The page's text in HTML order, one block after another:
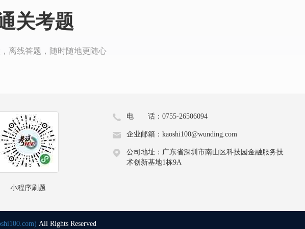
关考题
离线答题，随时随地更随心
小程序刷题
电 话：0755-26506094
企业邮箱：kaoshi100@wunding.com
公司地址：广东省深圳市南山区科技园金融服务技
术创新基地1栋9A
All Rights Reserved